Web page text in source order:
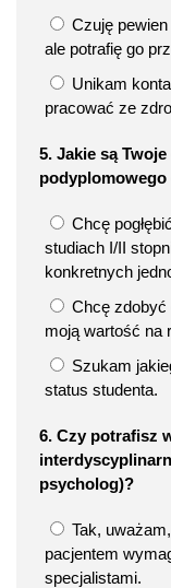
Czuję
ale potrafię go
Unikam
pracować ze
5. Jakie są
Chcę
studiach I/II
konkretnych
Chcę zdobyć
moją wartość na
Szukam
status studenta.
6. Czy potrafisz
psycholog)?
Tak,
pacjentem
specjalistami.